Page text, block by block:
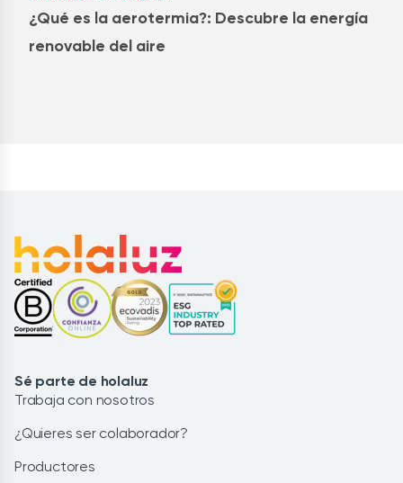
¿Qué es la aerotermia?: Descubre la energía
renovable del aire
Sé parte de holaluz
Trabaja con nosotros
¿Quieres ser colaborador?
Productores